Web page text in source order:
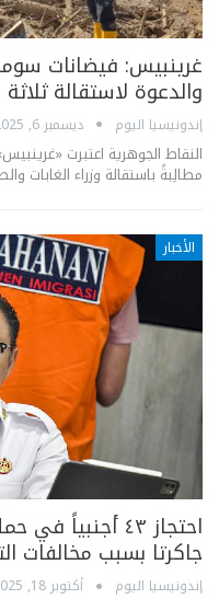
غرينبيس: فيضانات
والدعوة لاستقالة ثلاثة
إندونيسيا اليوم ديسمبر 6, 2025
النقاط الجوهرية اعتبرت
مطالِبةً باستقالة وزراء الغابات
الأخبار
احتجاز ٤٣
جاكرتا بسبب مخالفات
إندونيسيا اليوم أكتوبر 18, 2025